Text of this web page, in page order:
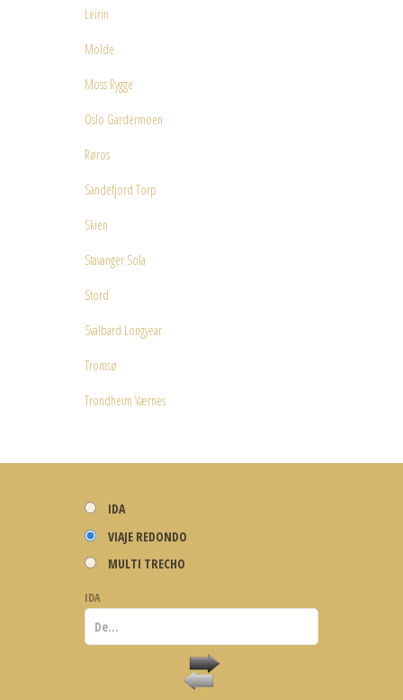
Leirin
Molde
Moss Rygge
Oslo Gardermoen
Røros
Sandefjord Torp
Skien
Stavanger Sola
Stord
Svalbard Longyear
Tromsø
Trondheim Værnes
IDA
VIAJE REDONDO
MULTI TRECHO
IDA